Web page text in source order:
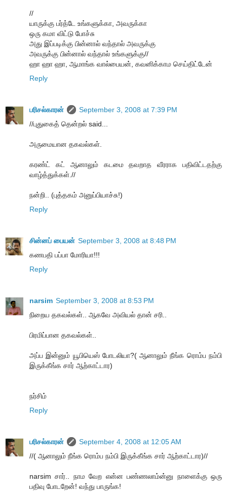
//
யாருக்கு பர்த்டே உங்களுக்கா, அவருக்கா
ஒரு கமா விட்டு போச்சு
அது இப்படிக்கு பின்னால் வந்தால் அவருக்கு
அவருக்கு பின்னால் வந்தால் உங்களுக்கு//
ஹா ஹா ஹா, ஆமாங்க வால்பையன், கவனிக்காம செய்திட்டேன்
Reply
பரிசல்காரன்
September 3, 2008 at 7:39 PM
//புதுகைத் தென்றல் said...
அருமையான தகவல்கள்.
கரண்ட் கட் ஆனாலும் கடமை தவறாத வீரராக பதிவிட்டதற்கு
வாழ்த்துக்கள்.//
நன்றி.. (புத்தகம் அனுப்பியாச்சு!)
Reply
சின்னப் பையன் September 3, 2008 at 8:48 PM
கணபதி பப்பா மோரியா!!!
Reply
narsim September 3, 2008 at 8:53 PM
நிறைய தகவல்கள்.. ஆகவே அவியல் தான் சரி..
பிரமிப்பான தகவல்கள்..
அப்ப இன்னும் யூபியெஸ் போடலியா?( ஆனாலும் நீங்க ரொம்ப நம்பி
இருக்கீங்க‌ சார் ஆற்காட்டார)
நர்சிம்
Reply
பரிசல்காரன்
September 4, 2008 at 12:05 AM
//( ஆனாலும் நீங்க ரொம்ப நம்பி இருக்கீங்க‌ சார் ஆற்காட்டார)//
narsim சார்.. நாம வேற என்ன பண்ணலாம்ன்னு நாளைக்கு ஒரு
பதிவு போடறேன்! வந்து பாருங்க!